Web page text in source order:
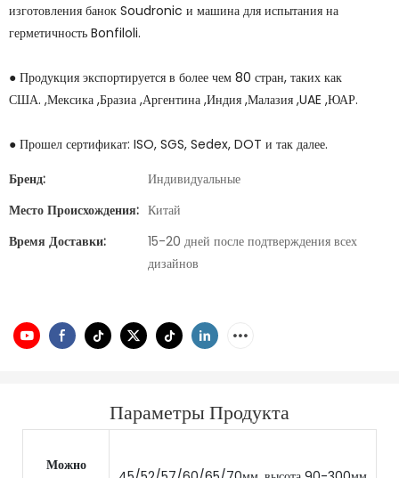
изготовления банок Soudronic и машина для испытания на
герметичность Bonfiloli.
● Продукция экспортируется в более чем 80 стран, таких как
США. ,Мексика ,Бразиа ,Аргентина ,Индия ,Малазия ,UAE ,ЮАР.
● Прошел сертификат: ISO, SGS, Sedex, DOT и так далее.
Бренд:
Индивидуальные
Место Происхождения: Китай
Время Доставки:
15-20 дней после подтверждения всех
дизайнов
Параметры Продукта
Можно